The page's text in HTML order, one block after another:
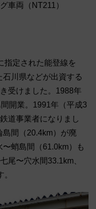
車両（NT211）
指定された能登線を
川県などが出資する
受けました。1988年
開業。1991年（平成3
道事業者になりまし
間（20.4km）が廃
蛸島間（61.0km）も
尾〜穴水間33.1km、